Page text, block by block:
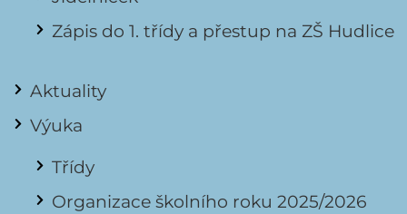
Zápis do 1. třídy a přestup na ZŠ Hudlice
Aktuality
Výuka
Třídy
Organizace školního roku 2025/2026